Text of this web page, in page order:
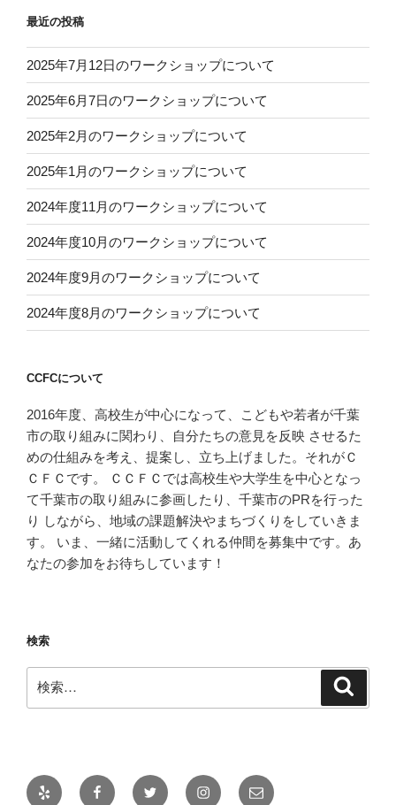
最近の投稿
2025年7月12日のワークショップについて
2025年6月7日のワークショップについて
2025年2月のワークショップについて
2025年1月のワークショップについて
2024年度11月のワークショップについて
2024年度10月のワークショップについて
2024年度9月のワークショップについて
2024年度8月のワークショップについて
CCFCについて
2016年度、高校生が中心になって、こどもや若者が千葉
市の取り組みに関わり、自分たちの意見を反映 させるた
めの仕組みを考え、提案し、立ち上げました。それがＣ
ＣＦＣです。 ＣＣＦＣでは高校生や大学生を中心となっ
て千葉市の取り組みに参画したり、千葉市のPRを行った
り しながら、地域の課題解決やまちづくりをしていきま
す。 いま、一緒に活動してくれる仲間を募集中です。あ
なたの参加をお待ちしています！
検索
索:
Yelp FacebookTwitter Instagramメ